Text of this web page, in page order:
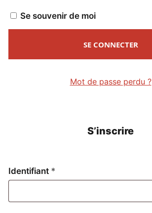
Se souvenir de moi
SE CONNECTER
Mot de passe perdu ?
S’inscrire
Identifiant *